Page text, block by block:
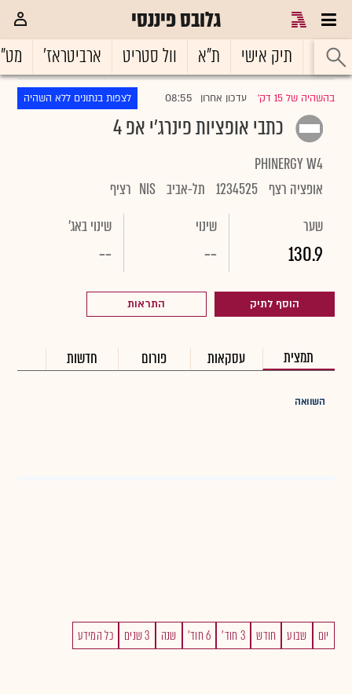
גלובס פיננסי
ראשי תיק אישי ת"א וול סטריט ארביטראז'
בהשהיה של 15 דק' |עדכון אחרון 08:55 לצפות בנתונים ללא השהיה
כתבי אופציות פינרג'י אפ 4
PHINERGY W4
אופציה רצף 1234525 תל-אביב NIS רציף
שער
130.9
שינוי
--
שינוי באג'
--
הוסף לתיק התראות
תמצית עסקאות פורום חדשות
השוואה
יום שבוע חודש 3 חוד' 6 חוד' שנה 3 שנים כל המידע